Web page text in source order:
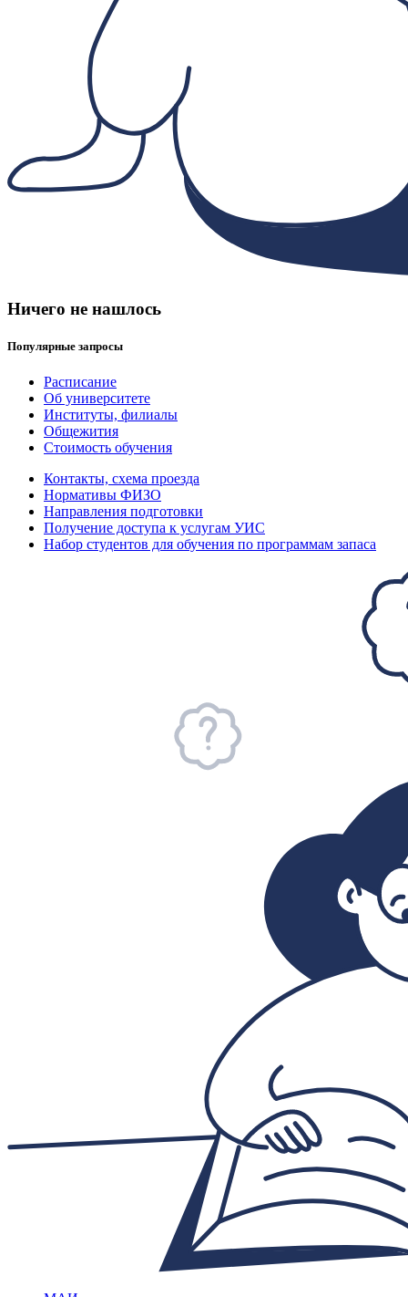
Ничего не нашлось
Популярные запросы
Расписание
Об университете
Институты, филиалы
Общежития
Стоимость обучения
Контакты, схема проезда
Нормативы ФИЗО
Направления подготовки
Получение доступа к услугам УИС
Набор студентов для обучения по программам запаса